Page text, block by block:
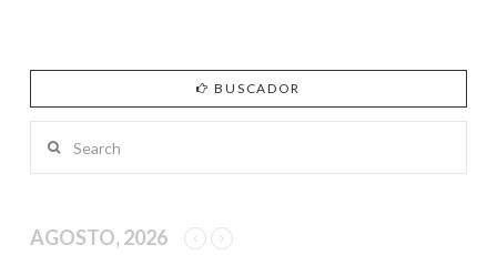
BUSCADOR
AGOSTO, 2026